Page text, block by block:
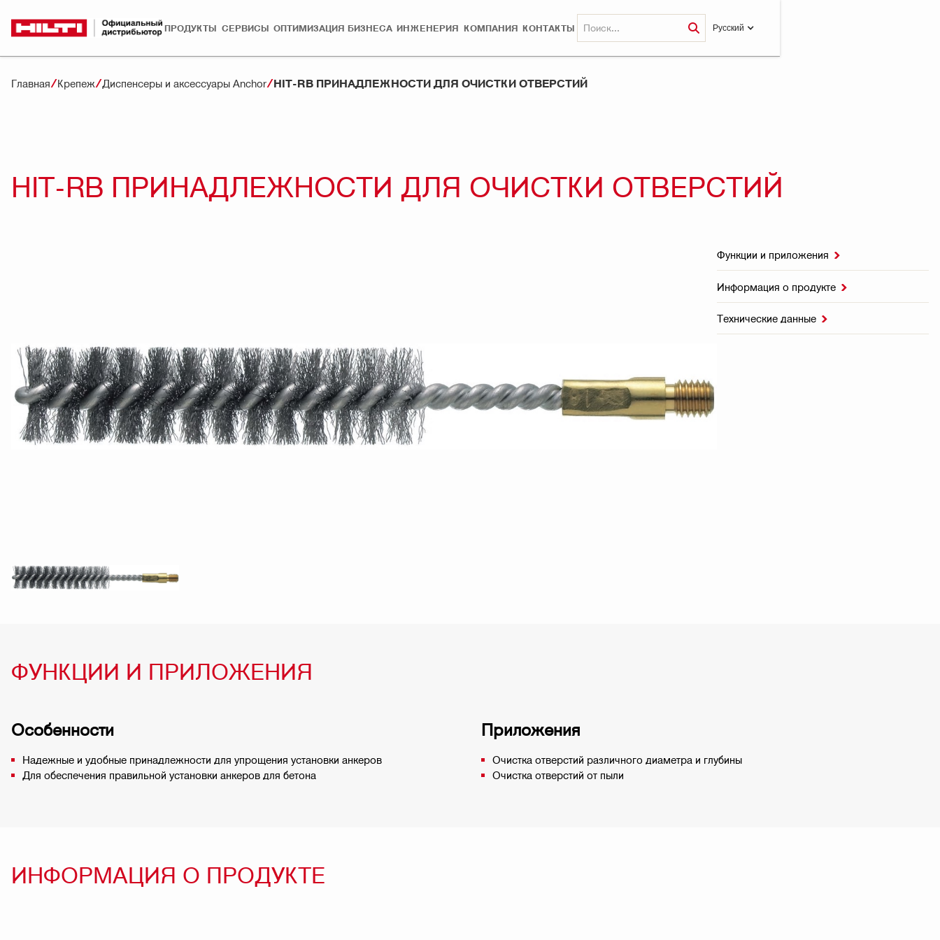
ПРОДУКТЫ СЕРВИСЫ ОПТИМИЗАЦИЯ БИЗНЕСА ИНЖЕНЕРИЯ КОМПАНИЯ КОНТАКТЫ Pусский
Главная Крепеж Диспенсеры и аксессуары Anchor HIT-RB ПРИНАДЛЕЖНОСТИ ДЛЯ ОЧИСТКИ ОТВЕРСТИЙ
HIT-RB ПРИНАДЛЕЖНОСТИ ДЛЯ ОЧИСТКИ ОТВЕРСТИЙ
Функции и приложения 
Информация о продукте 
Технические данные 
ФУНКЦИИ И ПРИЛОЖЕНИЯ
Особенности
Надежные и удобные принадлежности для упрощения установки анкеров
Для обеспечения правильной установки анкеров для бетона
Приложения
Очистка отверстий различного диаметра и глубины
Очистка отверстий от пыли
ИНФОРМАЦИЯ О ПРОДУКТЕ